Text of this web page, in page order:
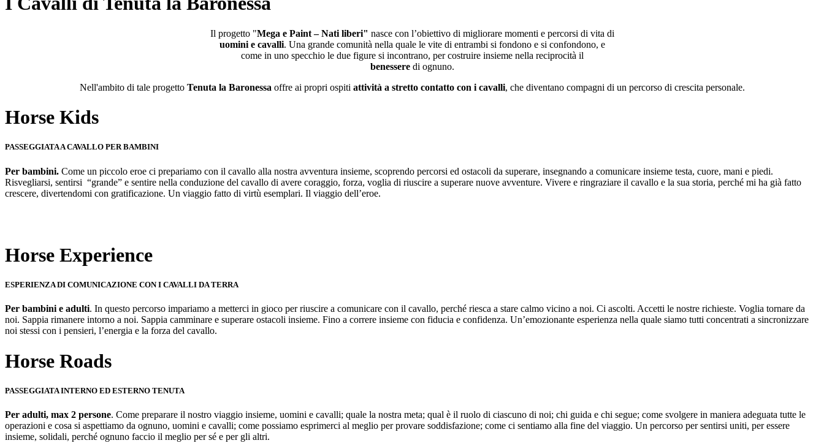
Il progetto "Mega e Paint – Nati liberi" nasce con l’obiettivo di migliorare momenti e percorsi di vita di
uomini e cavalli. Una grande comunità nella quale le vite di entrambi si fondono e si confondono, e
come in uno specchio le due figure si incontrano, per costruire insieme nella reciprocità il
benesseredi ognuno.
Nell'ambito di tale progettoTenuta la Baronessa offre ai propri ospiti attività a stretto contatto con i cavalli, che diventano compagni di un percorso di crescita personale.
Horse Kids
PASSEGGIATA A CAVALLO PER BAMBINI
Per bambini. Come un piccolo eroe ci prepariamo con il cavallo alla nostra avventura insieme, scoprendo percorsi ed ostacoli da superare, insegnando a comunicare insieme testa, cuore, mani e piedi.
Risvegliarsi, sentirsi “grande” e sentire nella conduzione del cavallo di avere coraggio, forza, voglia di riuscire a superare nuove avventure. Vivere e ringraziare il cavallo e la sua storia, perché mi ha già fatto
crescere, divertendomi con gratificazione. Un viaggio fatto di virtù esemplari. Il viaggio dell’eroe.
Horse Experience
ESPERIENZA DI COMUNICAZIONE CON I CAVALLI DA TERRA
Per bambini e adulti. In questo percorso impariamo a metterci in gioco per riuscire a comunicare con il cavallo, perché riesca a stare calmo vicino a noi. Ci ascolti. Accetti le nostre richieste. Voglia tornare da
noi. Sappia rimanere intorno a noi. Sappia camminare e superare ostacoli insieme. Fino a correre insieme con fiducia e confidenza. Un’emozionante esperienza nella quale siamo tutti concentrati a sincronizzare
noi stessi con i pensieri, l’energia e la forza del cavallo.
Horse Roads
PASSEGGIATA INTERNO ED ESTERNO TENUTA
Per adulti, max 2 persone. Come preparare il nostro viaggio insieme, uomini e cavalli; quale la nostra meta; qual è il ruolo di ciascuno di noi; chi guida e chi segue; come svolgere in maniera adeguata tutte le
operazioni e cosa si aspettiamo da ognuno, uomini e cavalli; come possiamo esprimerci al meglio per provare soddisfazione; come ci sentiamo alla fine del viaggio. Un percorso per sentirsi uniti, per essere
insieme, solidali, perché ognuno faccio il meglio per sé e per gli altri.